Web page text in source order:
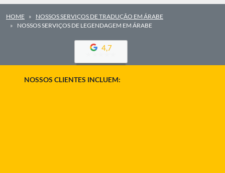
HOME
NOSSOS SERVIÇOS DE TRADUÇÃO EM ÁRABE
NOSSOS SERVIÇOS DE LEGENDAGEM EM ÁRABE
4,7
NOSSOS CLIENTES INCLUEM: